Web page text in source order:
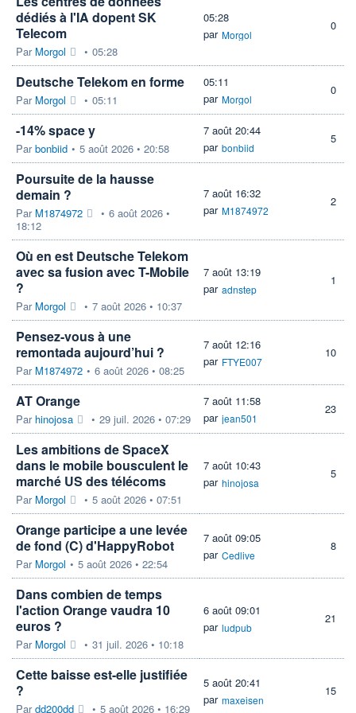
dédiés à l'IA dopent SK
Telecom
Par Morgol • 05:28
05:28
par Morgol
0
Deutsche Telekom en forme
Par Morgol • 05:11
05:11
par Morgol
0
-14% space y
Parbonbiid • 5 août 2026 • 20:58
7 août 20:44
par bonbiid
5
Poursuite de la hausse
demain ?
Par M1874972 • 6 août 2026 •
18:12
7 août 16:32
par M1874972
2
Où en est Deutsche Telekom
avec sa fusion avec T-Mobile
?
Par Morgol • 7 août 2026 • 10:37
7 août 13:19
par adnstep
1
Pensez-vous à une
remontada aujourd’hui ?
Par M1874972 • 6 août 2026 • 08:25
7 août 12:16
par FTYE007
10
AT Orange
Par hinojosa • 29 juil. 2026 • 07:29
7 août 11:58
par jean501
23
Les ambitions de SpaceX
dans le mobile bousculent le
marché US des télécoms
Par Morgol • 5 août 2026 • 07:51
7 août 10:43
par hinojosa
5
Orange participe a une levée
de fond (C) d'HappyRobot
Par Morgol • 5 août 2026 • 22:54
7 août 09:05
par Cedlive
8
Dans combien de temps
l'action Orange vaudra 10
euros ?
Par Morgol • 31 juil. 2026 • 10:18
6 août 09:01
par ludpub
21
Cette baisse est-elle justifiée
?
Pardd200dd • 5 août 2026 • 16:29
5 août 20:41
par maxeisen
15